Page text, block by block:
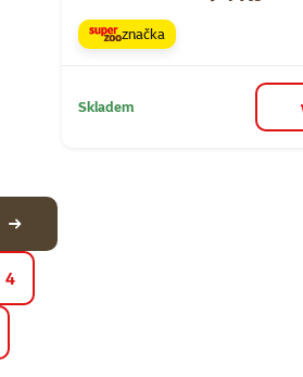
značka
Skladem
4